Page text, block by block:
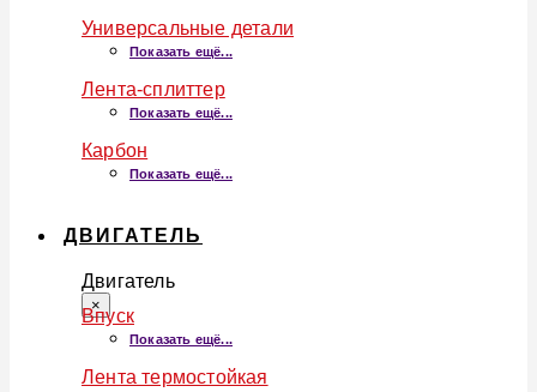
Универсальные детали
Показать ещё...
Лента-сплиттер
Показать ещё...
Карбон
Показать ещё...
ДВИГАТЕЛЬ
Двигатель
×
Впуск
Показать ещё...
Лента термостойкая